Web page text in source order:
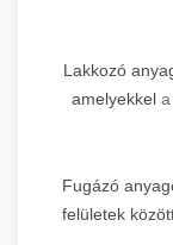
Lakkozó
amelyekkel
Fugázó
felületek